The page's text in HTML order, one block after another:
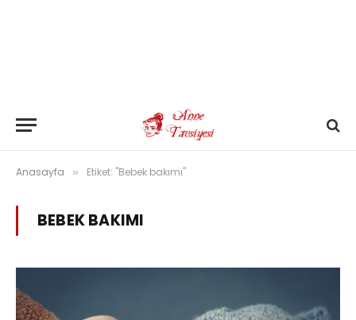
Anasayfa » Etiket: "Bebek bakımı"
BEBEK BAKIMI